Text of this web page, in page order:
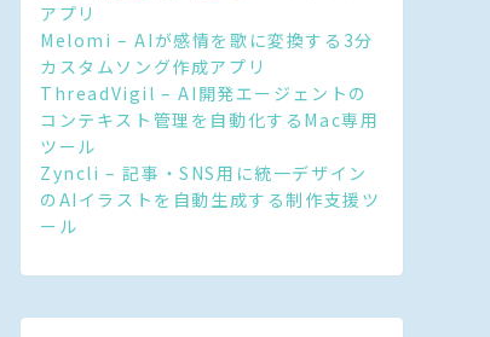
アプリ
Melomi – AIが感情を歌に変換する3分
カスタムソング作成アプリ
ThreadVigil – AI開発エージェントの
コンテキスト管理を自動化するMac専用
ツール
Zyncli – 記事・SNS用に統一デザイン
のAIイラストを自動生成する制作支援ツ
ール